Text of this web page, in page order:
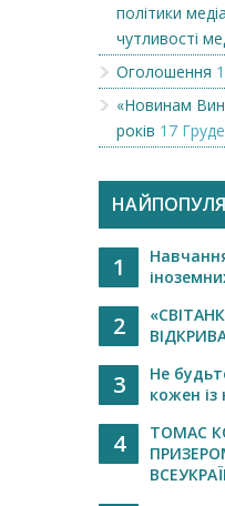
політики
чутливості
Оголошення
«Новинам
років 17
1
2
3
Не
кожен
4
ТОМАС